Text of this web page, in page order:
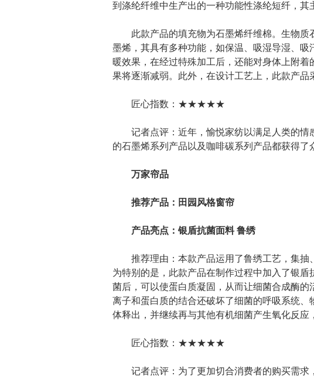
到涤纶纤维中生产出的一种功能性涤纶短纤，其
此款产品的填充物为石墨烯纤维棉。生物质
墨烯，其具有多种功能，如保温、吸湿导湿、
暖效果，在经过特殊加工后，还能对身体上附
果将逐渐减弱。此外，在设计工艺上，此款产品
匠心指数：★★★★★
记者点评：近年，愉悦家纺以满足人类的情
的石墨烯系列产品以及咖啡碳系列产品都获得了
万家帘品
推荐产品：田园风格窗帘
产品亮点：银盾抗菌面料 鲁绣
推荐理由：本款产品运用了鲁绣工艺，集抽
为特别的是，此款产品在制作过程中加入了银
菌后，可以使蛋白质凝固，从而让细菌合成酶
离子和蛋白质的结合还破坏了细菌的呼吸系统
体释出，并继续再与其他有机细菌产生氧化反应
匠心指数：★★★★★
记者点评：为了更加切合消费者的购买需求